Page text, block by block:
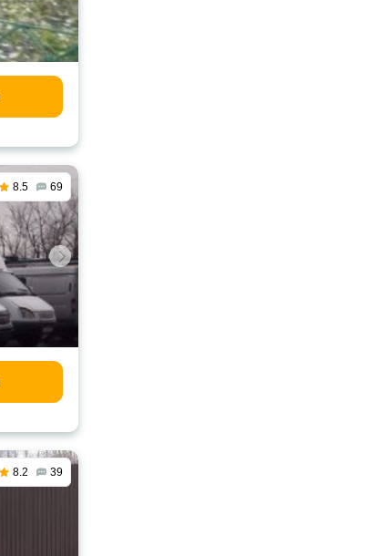
8.5 69
8.2 39